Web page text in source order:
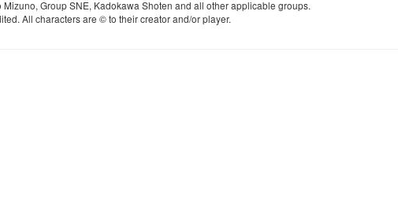
Group SNE, Kadokawa Shoten and all other applicable groups.
All characters are © to their creator and/or player.